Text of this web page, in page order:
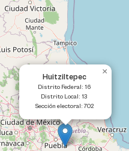
Huitziltepec
Distrito Federal: 16
Distrito Local: 13
Sección electoral: 702
×